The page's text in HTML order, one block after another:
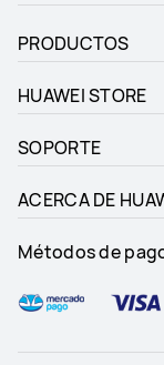
PRODUCTOS
HUAWEI STORE
SOPORTE
ACERCA DE
Métodos de